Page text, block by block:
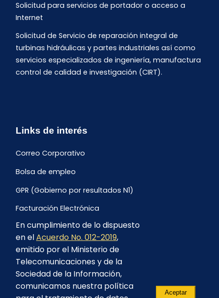
Solicitud para servicios de portador o acceso a
Internet
Solicitud de Servicio de reparación integral de
turbinas hidráulicas y partes industriales así como
servicios especializados de ingeniería, manufactura
control de calidad e investigación (CIRT).
Links de interés
Correo Corporativo
Bolsa de empleo
GPR (Gobierno por resultados N1)
Facturación Electrónica
Archivo Histórico de Facturación
Portal Ambiental y Social
Proyecto Geotérmico Chachimbiro
Contratación consultoría mediante “Lista Corta”
En cumplimiento de lo dispuesto
en elAcuerdo No. 012-2019,
emitido por el Ministerio de
Telecomunicaciones y de la
Sociedad de la Información,
comunicamos nuestra política
Aceptar